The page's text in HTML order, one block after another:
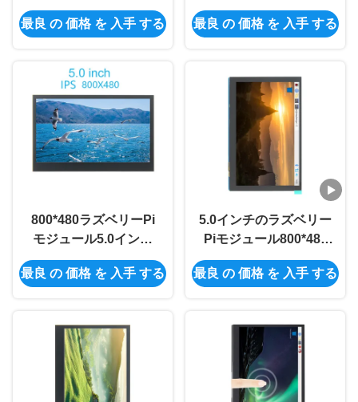
800x480 MIPIの容量性
タッチ画面 モジュール
最良 の 価格 を 入手 する
多接触Lcdスクリーン
モジュールのない7.0イ
最良 の 価格 を 入手 する
800*480ラズベリーPi
モジュール5.0インチ
IPS TFT DSIの多接触
LCD表示モジュール
最良 の 価格 を 入手 する
5.0インチのラズベリー
Piモジュール800*480
MIPI IPS TFT DSIの多
接触LCDモジュール
最良 の 価格 を 入手 する